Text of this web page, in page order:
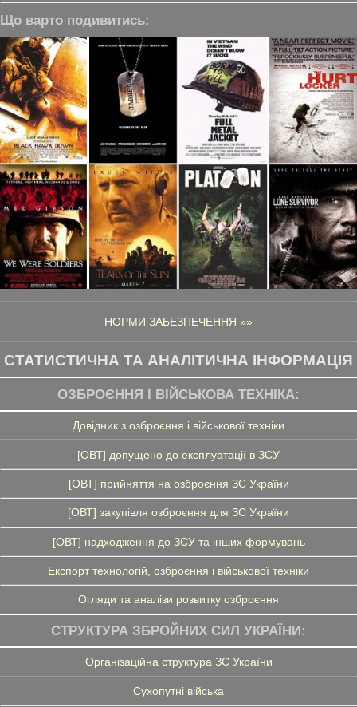
Що варто подивитись:
НОРМИ ЗАБЕЗПЕЧЕННЯ »»
СТАТИСТИЧНА ТА АНАЛІТИЧНА ІНФОРМАЦІЯ
ОЗБРОЄННЯ І ВІЙСЬКОВА ТЕХНІКА:
Довідник з озброєння і військової техніки
[ОВТ] допущено до експлуатації в ЗСУ
[ОВТ] прийняття на озброєння ЗС України
[ОВТ] закупівля озброєння для ЗС України
[ОВТ] надходження до ЗСУ та інших формувань
Експорт технологій, озброєння і військової техніки
Огляди та аналізи розвитку озброєння
СТРУКТУРА ЗБРОЙНИХ СИЛ УКРАЇНИ:
Організаційна структура ЗС України
Сухопутні війська